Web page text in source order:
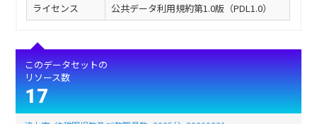
ライセンス
公共データ利用規約第1.0版（PDL1.0）
このデータセットの
リソース数
17